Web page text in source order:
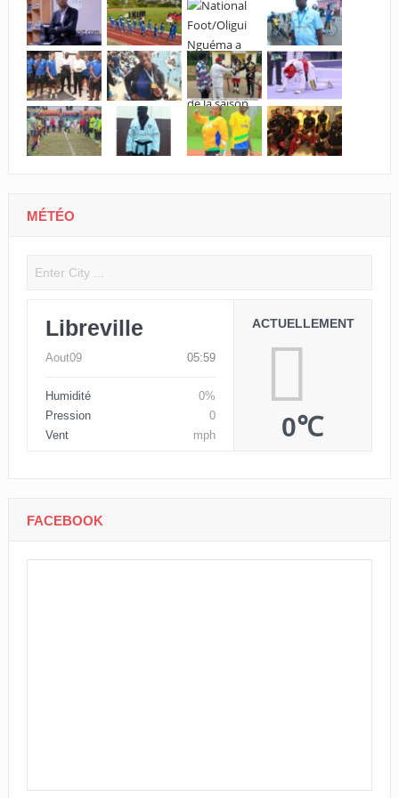
MÉTÉO
Libreville
Aout09 05:59
Humidité
0%
Pression
0
Vent
mph
ACTUELLEMENT
0℃
FACEBOOK